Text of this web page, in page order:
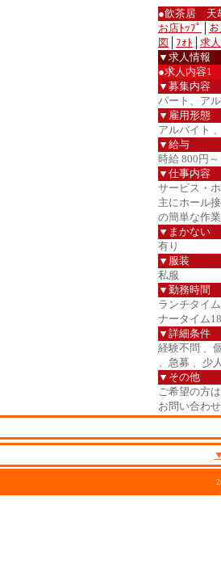
●飲茶居 天
お店ﾄｯﾌﾟ
図
ﾌｫﾄ
求
▼求人情報
●求人内容1
▼募集内容
パート、ア
▼雇用形態
アルバイト
▼給与
時給 800円～
▼仕事内容
サービス・
主にホール
の簡単な作
▼まかない
有り
▼服装
私服
▼勤務時間
ランチタイ
ナータイム
▼詳細条件
経験不問 、
、急募 、少
▼その他
ご希望の方
お問い合わ